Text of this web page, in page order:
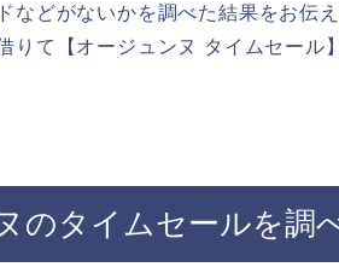
などがないかを調べた結果をお伝
りて【オージュンヌ タイムセール
のタイムセールを調